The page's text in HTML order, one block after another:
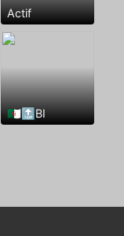
Actif
🇩🇿🔝BI